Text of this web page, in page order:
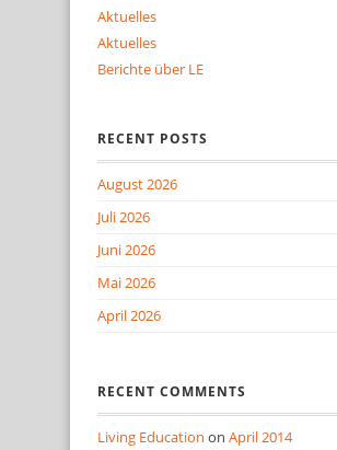
Aktuelles
Aktuelles
Berichte über LE
RECENT POSTS
August 2026
Juli 2026
Juni 2026
Mai 2026
April 2026
RECENT COMMENTS
Living Education on April 2014